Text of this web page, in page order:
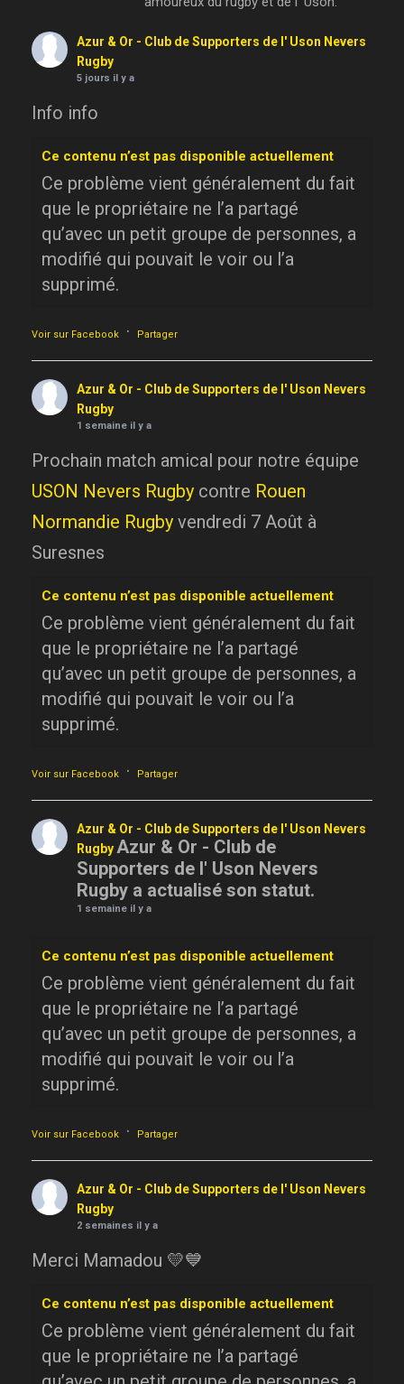
Azur & Or - Club de Supporters de l' Uson Nevers
Rugby
5 jours il y a
Info info
Ce contenu n’est pas disponible actuellement
Ce problème vient généralement du fait
que le propriétaire ne l’a partagé
qu’avec un petit groupe de personnes, a
modifié qui pouvait le voir ou l’a
supprimé.
Voir sur Facebook · Partager
Azur & Or - Club de Supporters de l' Uson Nevers
Rugby
1 semaine il y a
Prochain match amical pour notre équipe
USON Nevers Rugby contre Rouen
Normandie Rugby vendredi 7 Août à
Suresnes
Ce contenu n’est pas disponible actuellement
Ce problème vient généralement du fait
que le propriétaire ne l’a partagé
qu’avec un petit groupe de personnes, a
modifié qui pouvait le voir ou l’a
supprimé.
Voir sur Facebook · Partager
Azur & Or - Club de Supporters de l' Uson Nevers
RugbyAzur & Or - Club de
Supporters de l' Uson Nevers
Rugby a actualisé son statut.
1 semaine il y a
Ce contenu n’est pas disponible actuellement
Ce problème vient généralement du fait
que le propriétaire ne l’a partagé
qu’avec un petit groupe de personnes, a
modifié qui pouvait le voir ou l’a
supprimé.
Voir sur Facebook · Partager
Azur & Or - Club de Supporters de l' Uson Nevers
Rugby
2 semaines il y a
Merci Mamadou 💛💙
Ce contenu n’est pas disponible actuellement
Ce problème vient généralement du fait
que le propriétaire ne l’a partagé